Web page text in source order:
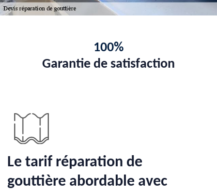
100%
Garantie de satisfaction
Le tarif réparation de
gouttière abordable avec